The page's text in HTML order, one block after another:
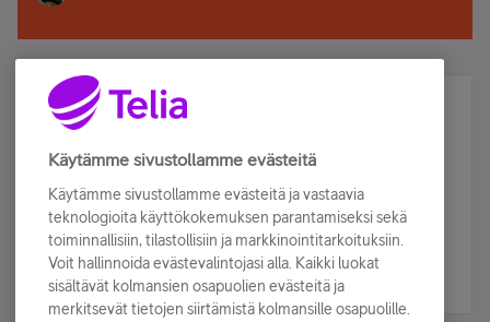
Älä jää paitsi – osallistu ja voita!
Tilaa Telian uutiskirje ja olet mukana arvonnassa.
sähköpostiisi.
Tilaa nyt
Käytämme sivustollamme evästeitä
Käytämme sivustollamme evästeitä ja vastaavia
teknologioita käyttökokemuksen parantamiseksi sekä
toiminnallisiin, tilastollisiin ja markkinointitarkoituksiin.
Voit hallinnoida evästevalintojasi alla. Kaikki luokat
sisältävät kolmansien osapuolien evästeitä ja
merkitsevät tietojen siirtämistä kolmansille osapuolille.